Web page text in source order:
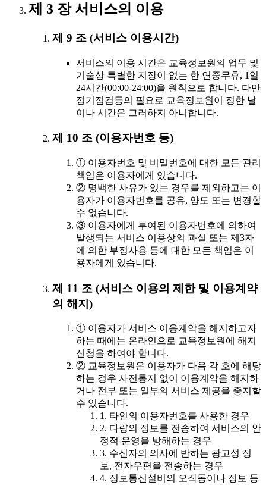
제 3 장 서비스의 이용
제 9 조 (서비스 이용시간)
서비스의 이용 시간은 교육정보원의 업무 및
기술상 특별한 지장이 없는 한 연중무휴, 1일
24시간(00:00-24:00)을 원칙으로 합니다. 다만
정기점검등의 필요로 교육정보원이 정한 날
이나 시간은 그러하지 아니합니다.
제 10 조 (이용자번호 등)
① 이용자번호 및 비밀번호에 대한 모든 관리
책임은 이용자에게 있습니다.
② 명백한 사유가 있는 경우를 제외하고는 이
용자가 이용자번호를 공유, 양도 또는 변경할
수 없습니다.
③ 이용자에게 부여된 이용자번호에 의하여
발생되는 서비스 이용상의 과실 또는 제3자
에 의한 부정사용 등에 대한 모든 책임은 이
용자에게 있습니다.
제 11 조 (서비스 이용의 제한 및 이용계약
의 해지)
① 이용자가 서비스 이용계약을 해지하고자
하는 때에는 온라인으로 교육정보원에 해지
신청을 하여야 합니다.
② 교육정보원은 이용자가 다음 각 호에 해당
하는 경우 사전통지 없이 이용계약을 해지하
거나 전부 또는 일부의 서비스 제공을 중지할
수 있습니다.
1. 타인의 이용자번호를 사용한 경우
2. 다량의 정보를 전송하여 서비스의 안
정적 운영을 방해하는 경우
3. 수신자의 의사에 반하는 광고성 정
보, 전자우편을 전송하는 경우
4. 정보통신설비의 오작동이나 정보 등